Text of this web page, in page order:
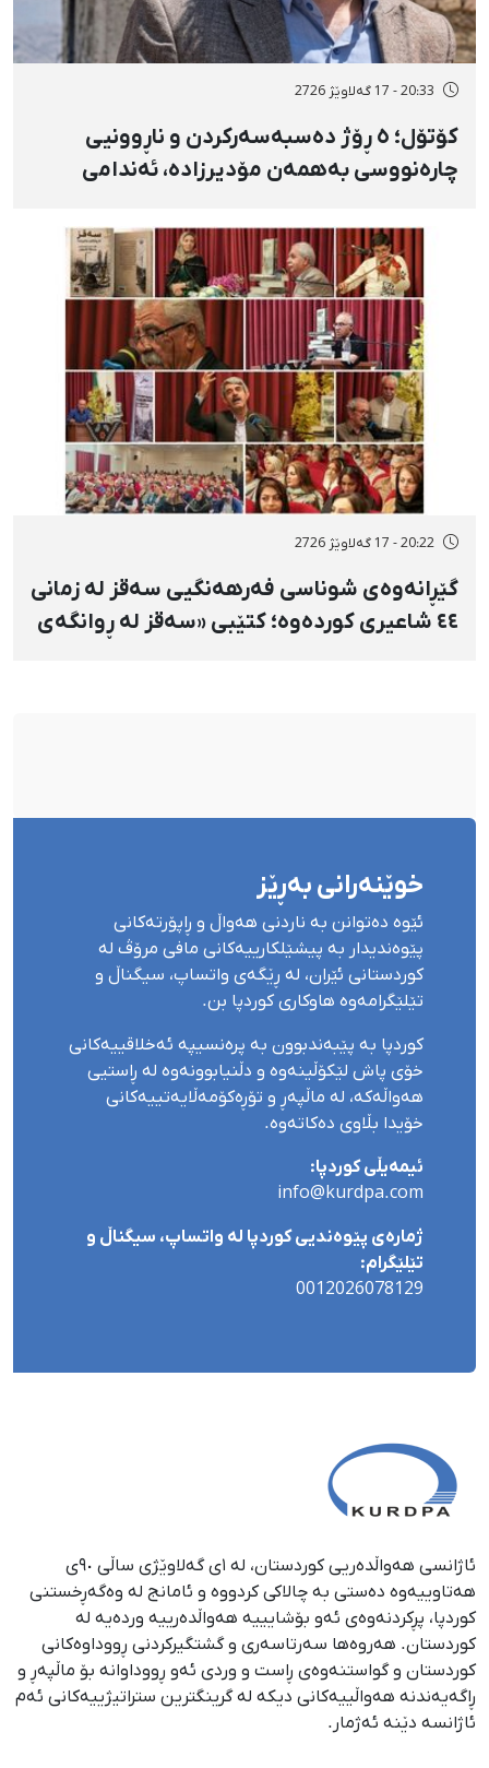
20:33 - 17 گەلاوێژ 2726
کۆتۆل؛ ٥ ڕۆژ دەسبەسەرکردن و ناڕوونیی
چارەنووسی بەهمەن مۆدیرزادە، ئەندامی
لە دژی لەسێدارەدان
20:22 - 17 گەلاوێژ 2726
گێڕانەوەی شوناسی فەرهەنگیی سەقز لە زمانی
٤٤ شاعیری کوردەوە؛ کتێبی «سەقز لە ڕوانگەی
خوێنەرانی بەڕێز
ئێوە دەتوانن بە ناردنی هەواڵ و ڕاپۆرتەکانی
پێوەندیدار بە پیشێلکارییەکانی مافی مرۆڤ لە
کوردستانی ئێران، لە ڕێگەی واتساپ، سیگناڵ و
تێلێگرامەوە هاوکاری کوردپا بن.
کوردپا بە پێبەندبوون بە پرەنسیپە ئەخلاقییەکانی
خۆی پاش لێکۆڵینەوە و دڵنیابوونەوە لە ڕاستیی
هەواڵەکە، لە ماڵپەڕ و تۆڕەکۆمەڵایەتییەکانی
خۆیدا بڵاوی دەکاتەوە.
ئیمەیڵی کوردپا:
info@kurdpa.com
ژمارەی پێوەندیی کوردپا لە واتساپ، سیگناڵ و
تێلێگرام:
0012026078129
ئاژانسی هەواڵدەریی کوردستان، لە ١ی گەلاوێژی ساڵی ٩٠ی
هەتاوییەوە دەستی بە چالاکی کردووە و ئامانج لە وەگەڕخستنی
كوردپا، پڕكردنەوەی ئەو بۆشایییە هەواڵدەرییە وردەیە لە
كوردستان. هەروەها سەرتاسەری و گشتگیركردنی ڕووداوەكانی
كوردستان و گواستنەوەی ڕاست و وردی ئەو ڕووداوانە بۆ ماڵپەڕ و
ڕاگەیەندنە هەواڵییەكانی دیكە لە گرینگترین ستراتیژییەكانی ئەم
ئاژانسە دێنە ئەژمار.